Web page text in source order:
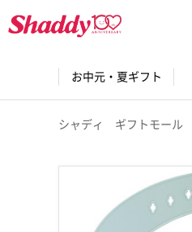
お中元・夏ギフト
シャディ ギフトモール